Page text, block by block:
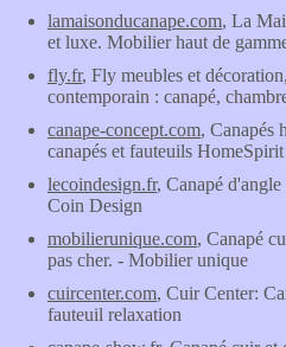
lamaisonducanape.com, La
et luxe. Mobilier haut de
fly.fr, Fly meubles et
contemporain : canapé,
canape-concept.com, Canapés
canapés et fauteuils
lecoindesign.fr, Canapé
Coin Design
mobilierunique.com, Canapé
pas cher. - Mobilier unique
cuircenter.com, Cuir Center:
fauteuil relaxation